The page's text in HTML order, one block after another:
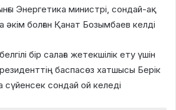
Энергетика министрі, сондай-ақ
болған Қанат Бозымбаев келді
бір салаға жетекшілік ету үшін
баспасөз хатшысы Берік
сүйенсек сондай ой келеді